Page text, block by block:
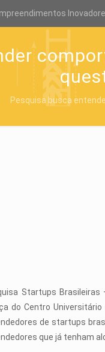
Pesquisa busca
Startups
do Centro
de startups
que já tenham